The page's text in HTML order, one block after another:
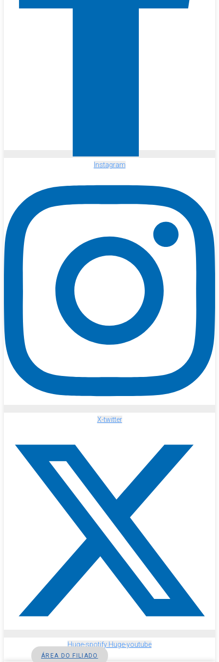
Instagram
X-twitter
Huge-spotify Huge-youtube
ÁREA DO FILIADO